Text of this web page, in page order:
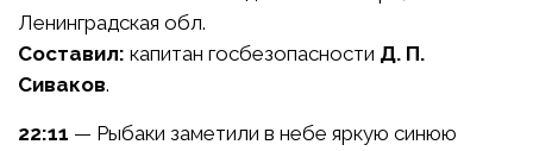
Ленинградская обл.
Составил: капитан госбезопасности Д. П.
Сиваков.
22:11 — Рыбаки заметили в небе яркую синюю